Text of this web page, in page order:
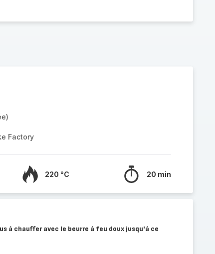
Factory
220 °C 20 min
à chauffer avec le beurre à feu doux jusqu'à ce